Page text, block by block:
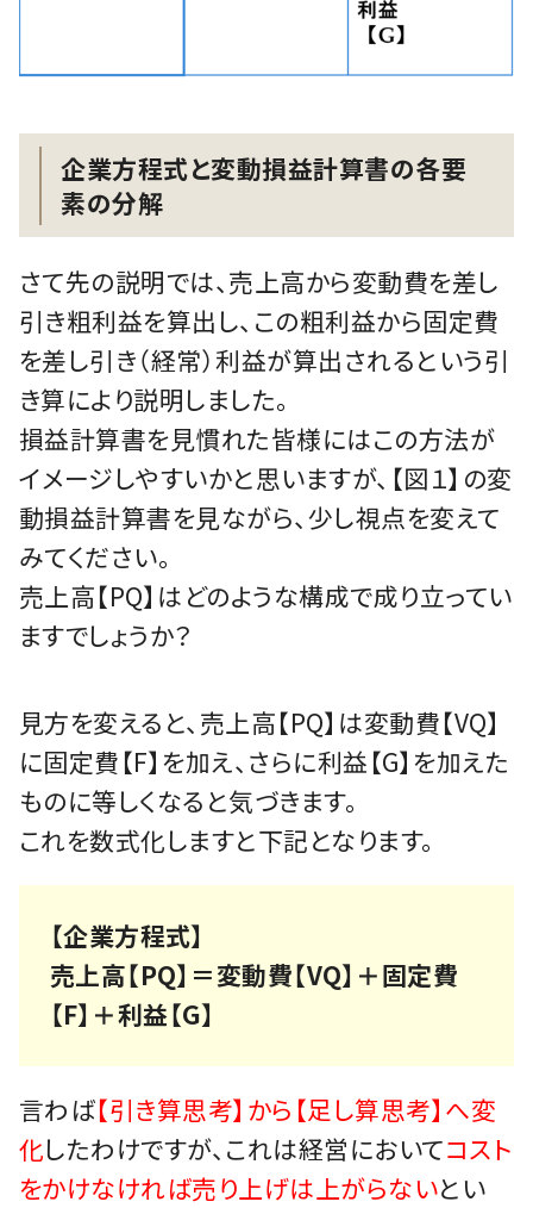
企業方程式と変動損益計算書の各要
素の分解
さて先の説明では、売上高から変動費を差し
引き粗利益を算出し、この粗利益から固定費
を差し引き（経常）利益が算出されるという引
き算により説明しました。
損益計算書を見慣れた皆様にはこの方法が
イメージしやすいかと思いますが、【図１】の変
動損益計算書を見ながら、少し視点を変えて
みてください。
売上高【PQ】はどのような構成で成り立ってい
ますでしょうか？
見方を変えると、売上高【PQ】は変動費【VQ】
に固定費【F】を加え、さらに利益【G】を加えた
ものに等しくなると気づきます。
これを数式化しますと下記となります。
【企業方程式】
売上高【PQ】＝変動費【VQ】＋固定費
【F】＋利益【G】
言わば【引き算思考】から【足し算思考】へ変
化したわけですが、これは経営においてコスト
をかけなければ売り上げは上がらないとい